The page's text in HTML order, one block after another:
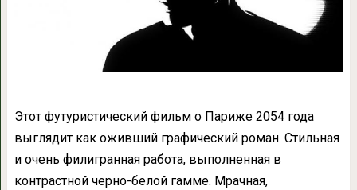
Этот футуристический фильм о Париже 2054 года
выглядит как оживший графический роман. Стильная
и очень филигранная работа, выполненная в
контрастной черно-белой гамме. Мрачная,